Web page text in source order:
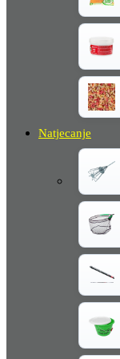
Natjecanje